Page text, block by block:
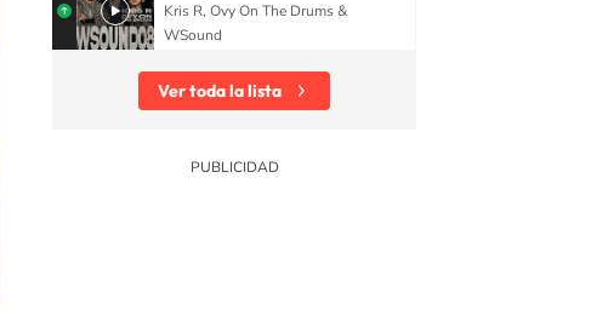
Kris R, Ovy On The Drums &
WSound
Ver toda la lista